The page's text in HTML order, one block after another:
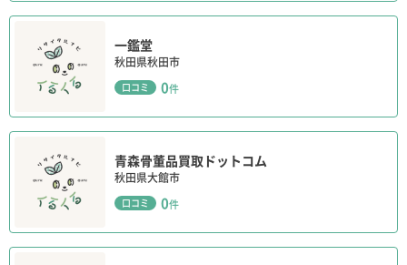
一鑑堂
秋田県秋田市
口コミ 0件
青森骨董品買取ドットコム
秋田県大館市
口コミ 0件